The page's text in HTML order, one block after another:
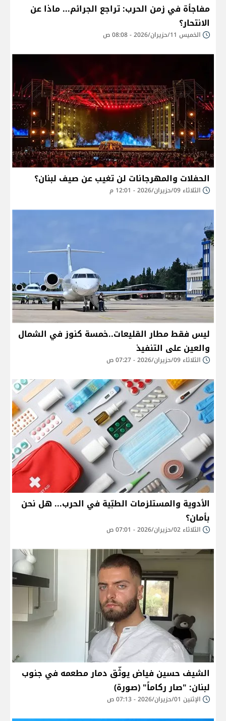
مفاجأة في زمن الحرب: تراجع الجرائم... ماذا عن
الانتحار؟
الخميس 11/حزيران/2026 - 08:08 ص
الحفلات والمهرجانات لن تغيب عن صيف لبنان؟
الثلاثاء 09/حزيران/2026 - 12:01 م
ليس فقط مطار القليعات..خمسة كنوز في الشمال
والعين على التنفيذ
الثلاثاء 09/حزيران/2026 - 07:27 ص
الأدوية والمستلزمات الطبّية في الحرب... هل نحن
بأمان؟
الثلاثاء 02/حزيران/2026 - 07:01 ص
الشيف حسين فياض يوثّق دمار مطعمه في جنوب
لبنان: "صار ركاماً" (صورة)
الإثنين 01/حزيران/2026 - 07:13 ص